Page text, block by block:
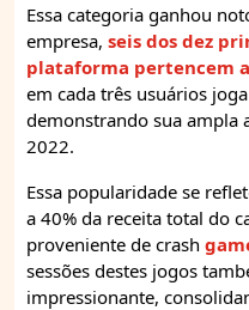
Essa categoria ganhou
empresa, seis dos dez
plataforma pertencem
em cada três usuários
demonstrando sua ampla
2022.
Essa popularidade se
a 40% da receita total do
proveniente de crash
sessões destes jogos
impressionante,